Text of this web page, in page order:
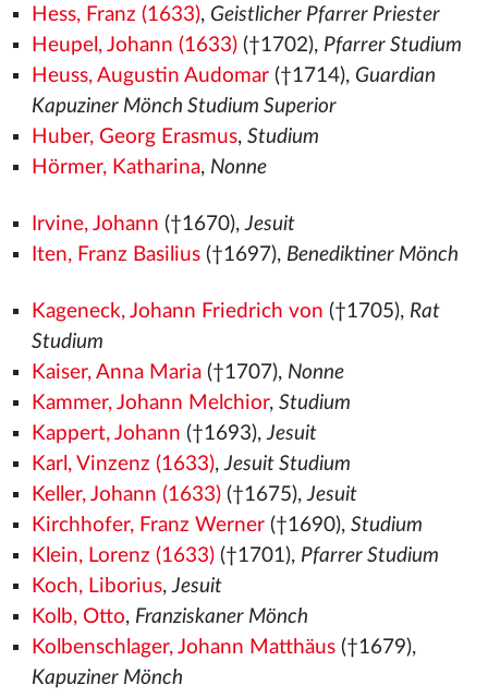
Hess, Franz (1633), Geistlicher Pfarrer Priester
Heupel, Johann (1633)(†1702), Pfarrer Studium
Heuss, Augustin Audomar(†1714), Guardian
Kapuziner Mönch Studium Superior
Huber, Georg Erasmus, Studium
Hörmer, Katharina, Nonne
Irvine, Johann (†1670),Jesuit
Iten, Franz Basilius(†1697), Benediktiner Mönch
Kageneck, Johann Friedrich von (†1705), Rat
Studium
Kaiser, Anna Maria(†1707), Nonne
Kammer, Johann Melchior, Studium
Kappert, Johann (†1693),Jesuit
Karl, Vinzenz (1633),Jesuit Studium
Keller, Johann (1633)(†1675),Jesuit
Kirchhofer, Franz Werner(†1690), Studium
Klein, Lorenz (1633)(†1701), Pfarrer Studium
Koch, Liborius,Jesuit
Kolb, Otto, Franziskaner Mönch
Kolbenschlager, Johann Matthäus(†1679),
Kapuziner Mönch